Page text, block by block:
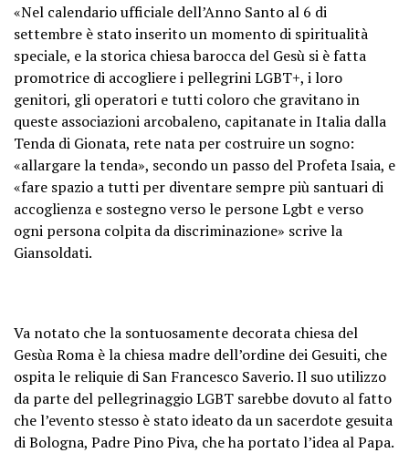
«Nel calendario ufficiale dell’Anno Santo al 6 di
settembre è stato inserito un momento di spiritualità
speciale, e la storica chiesa barocca del Gesù si è fatta
promotrice di accogliere i pellegrini LGBT+, i loro
genitori, gli operatori e tutti coloro che gravitano in
queste associazioni arcobaleno, capitanate in Italia dalla
Tenda di Gionata, rete nata per costruire un sogno:
«allargare la tenda», secondo un passo del Profeta Isaia, e
«fare spazio a tutti per diventare sempre più santuari di
accoglienza e sostegno verso le persone Lgbt e verso
ogni persona colpita da discriminazione» scrive la
Giansoldati.
Va notato che la sontuosamente decorata chiesa del
Gesùa Roma è la chiesa madre dell’ordine dei Gesuiti, che
ospita le reliquie di San Francesco Saverio. Il suo utilizzo
da parte del pellegrinaggio LGBT sarebbe dovuto al fatto
che l’evento stesso è stato ideato da un sacerdote gesuita
di Bologna, Padre Pino Piva, che ha portato l’idea al Papa.